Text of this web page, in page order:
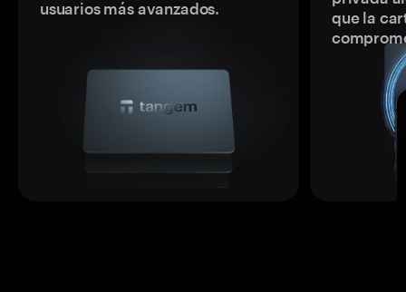
usuarios más avanzados.
que la